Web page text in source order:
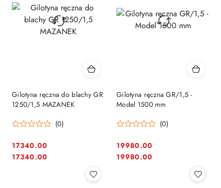
Gilotyna ręczna do blachy GR
1250/1,5 MAZANEK
(0)
Cena:
17340.00
Cena:
17340.00
Gilotyna ręczna GR/1,5 -
Model 1500 mm
(0)
Cena:
19980.00
Cena:
19980.00